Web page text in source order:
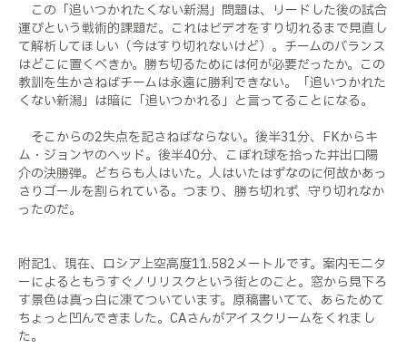
この「追いつかれたくない新潟」問題は、リードした後の試合
運びという戦術的課題だ。これはビデオをすり切れるまで見直し
て解析してほしい（今はすり切れないけど）。チームのバランス
はどこに置くべきか。勝ち切るためには何が必要だったか。この
教訓を生かさねばチームは永遠に勝利できない。「追いつかれた
くない新潟」は暗に「追いつかれる」と言ってることになる。
そこからの2失点を記さねばならない。後半31分、FKからキ
ム・ジョンヤのヘッド。後半40分、こぼれ球を拾った井出口陽
介の決勝弾。どちらも人はいた。人はいたはずなのに何故かあっ
さりゴールを割られている。つまり、勝ち切れず、守り切れなか
ったのだ。
附記1、現在、ロシア上空高度11.582メートルです。案内モニタ
ーによるともうすぐノリリスクという街とのこと。窓から見下ろ
す景色は真っ白に凍てついています。原稿書いてて、あらためて
ちょっと凹んできました。CAさんがアイスクリームをくれまし
た。